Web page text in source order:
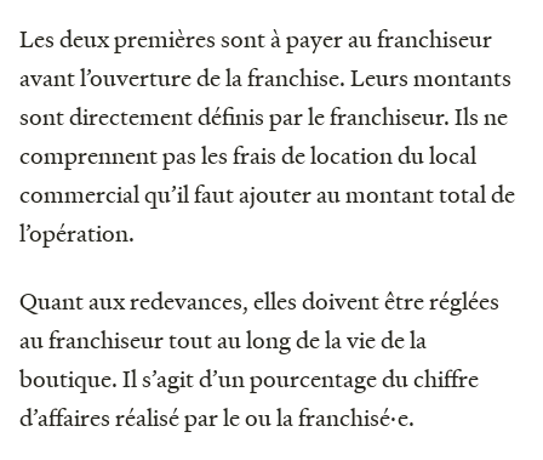
Les deux premières sont à payer au franchiseur
avant l’ouverture de la franchise. Leurs montants
sont directement définis par le franchiseur. Ils ne
comprennent pas les frais de location du local
commercial qu’il faut ajouter au montant total de
l’opération.
Quant aux redevances, elles doivent être réglées
au franchiseur tout au long de la vie de la
boutique. Il s’agit d’un pourcentage du chiffre
d’affaires réalisé par le ou la franchisé·e.